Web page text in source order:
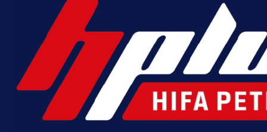
Da li je selektor zadovoljan: Evo
je Barbarez rekao o transferu
Alajbegovića u Juventus!
2 dan 53 min
Više vijesti